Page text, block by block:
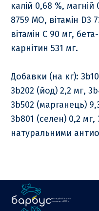
калій 0,68 %, магній
8759 МО, вітамін D3
вітамін С 90 мг,
карнітин 531 мг.
Добавки (на кг):
3b202 (йод) 2,2 мг,
3b502 (марганець)
3b801 (селен) 0,2 мг,
натуральними
Ваш надійний партнер
у зоотоварах з 2000 р.